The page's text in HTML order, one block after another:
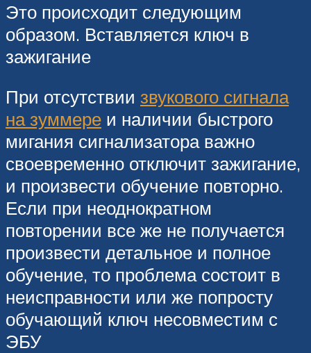
Это происходит следующим
образом. Вставляется ключ в
зажигание
При отсутствии звукового сигнала
на зуммере и наличии быстрого
мигания сигнализатора важно
своевременно отключит зажигание,
и произвести обучение повторно.
Если при неоднократном
повторении все же не получается
произвести детальное и полное
обучение, то проблема состоит в
неисправности или же попросту
обучающий ключ несовместим с
ЭБУ